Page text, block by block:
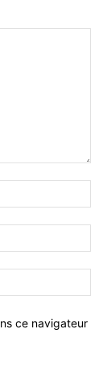
ce navigateur